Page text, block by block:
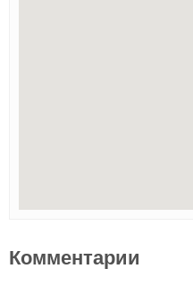
Комментарии